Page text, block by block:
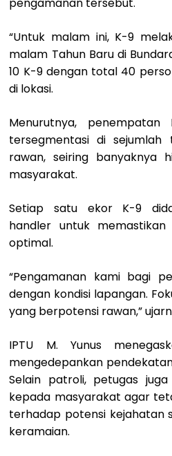
“Untuk malam ini, K-9
malam Tahun Baru di
10 K-9 dengan total 40
di lokasi.
Menurutnya,
tersegmentasi di
rawan, seiring banyaknya
masyarakat.
Setiap satu ekor K-9
handler untuk
optimal.
“Pengamanan kami bagi
dengan kondisi lapangan.
yang berpotensi rawan,”
IPTU M. Yunus
mengedepankan
Selain patroli, petugas
kepada masyarakat agar
terhadap potensi kejahatan
keramaian.